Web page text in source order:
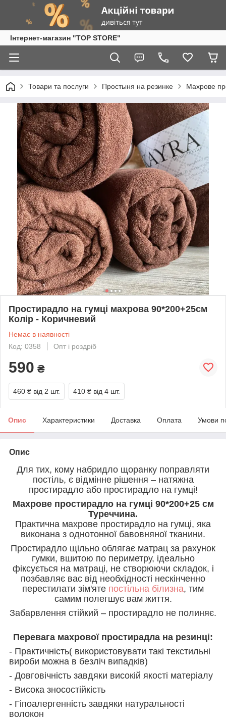
Інтернет-магазин "TOP STORE"
Товари та послуги Простыня на резинке Махрове
Простирадло на гумці махрова 90*200+25см
Колір - Коричневий
Немає в наявності
Код: 0358
Опт і роздріб
590 ₴
460 ₴ від 2 шт. 410 ₴ від 4 шт.
Опис Характеристики Доставка Оплата Умови
Опис
Для тих, кому набридло щоранку поправляти
постіль, є відмінне рішення – натяжна
простирадло або простирадло на гумці!
Махрове простирадло на гумці 90*200+25 см
Туреччина.
Практична махрове простирадло на гумці, яка
виконана з однотонної бавовняної тканини.
Простирадло щільно облягає матрац за рахунок
гумки, вшитою по периметру, ідеально
фіксується на матраці, не створюючи складок, і
позбавляє вас від необхідності нескінченно
перестилати зім'яте постільна білизна, тим
самим полегшує вам життя.
Забарвлення стійкий – простирадло не полиняє.
Перевага махрової простирадла на резинці:
- Практичність( використовувати такі текстильні
вироби можна в безліч випадків)
- Довговічність завдяки високій якості матеріалу
- Висока зносостійкість
- Гіпоалергенність завдяки натуральності
волокон